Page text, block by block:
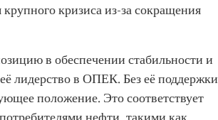
кризиса из-за сокращения
в обеспечении стабильности и
лидерство в ОПЕК. Без её поддержки
положение. Это соответствует